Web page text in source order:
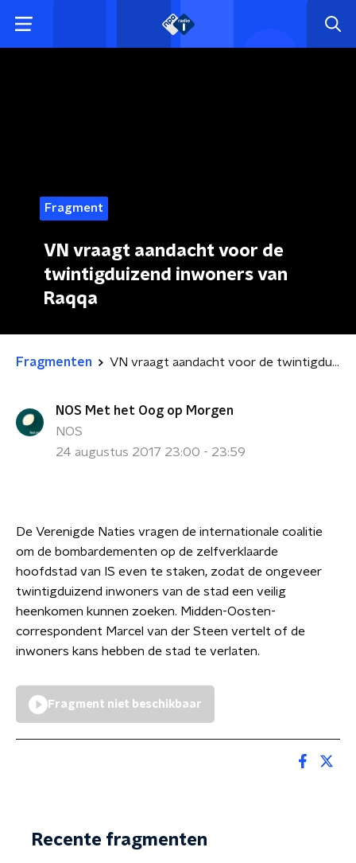
Fragment
VN vraagt aandacht voor de
twintigduizend inwoners van
Raqqa
Fragmenten VN vraagt aandacht voor de twintigduizend inwoners van Raqqa
NOS Met het Oog op Morgen
NOS
24 augustus 2017 23:00 - 23:59
De Verenigde Naties vragen de internationale coalitie
om de bombardementen op de zelfverklaarde
hoofdstad van IS even te staken, zodat de ongeveer
twintigduizend inwoners van de stad een veilig
heenkomen kunnen zoeken. Midden-Oosten-
correspondent Marcel van der Steen vertelt of de
inwoners kans hebben de stad te verlaten.
Fragment niet beschikbaar
Recente fragmenten